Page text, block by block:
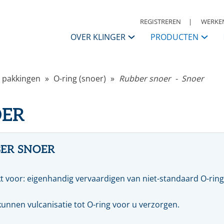
REGISTREREN
OVER KLINGER
KLINGER Nederland
Daarom KLINGER
Code of Conduct
PRODUCTEN
Afsluiters
Kogelkranen
Vlinderkleppen
Automatisering
Condensaatsystemen
Filters
Druk, reduceer & veiligheden
Warmwaterbereiders & stoomwatermengers
O-ring (snoer) Rubber snoer - Snoer
SNOER
voor: eigenhandig vervaardigen van niet-standaard O-
vulcanisatie tot O-ring voor u verzorgen.